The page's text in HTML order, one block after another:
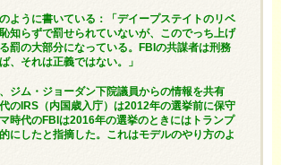
ように書いている：「デイープステイトのリベ
知らずで罰せられていないが、このでっち上げ
罰の大部分になっている。FBIの共謀者は刑務
、それは正義ではない。」
ジム・ジョーダン下院議員からの情報を共有
のIRS（内国歳入庁）は2012年の選挙前に保守
時代のFBIは2016年の選挙のときにはトランプ
にしたと指摘した。これはモデルのやり方のよ